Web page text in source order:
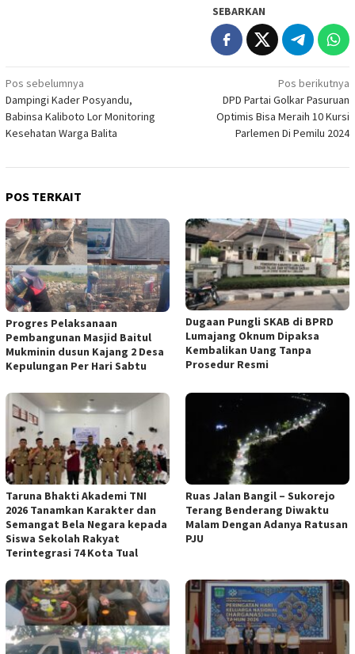
SEBARKAN
Navigasi
pos
Pos sebelumnya
Dampingi Kader Posyandu,
Babinsa Kaliboto Lor Monitoring
Kesehatan Warga Balita
Pos berikutnya
DPD Partai Golkar Pasuruan
Optimis Bisa Meraih 10 Kursi
Parlemen Di Pemilu 2024
POS TERKAIT
Progres Pelaksanaan
Pembangunan Masjid Baitul
Mukminin dusun Kajang 2 Desa
Kepulungan Per Hari Sabtu
Dugaan Pungli SKAB di BPRD
Lumajang Oknum Dipaksa
Kembalikan Uang Tanpa
Prosedur Resmi
Taruna Bhakti Akademi TNI
2026 Tanamkan Karakter dan
Semangat Bela Negara kepada
Siswa Sekolah Rakyat
Terintegrasi 74 Kota Tual
Ruas Jalan Bangil – Sukorejo
Terang Benderang Diwaktu
Malam Dengan Adanya Ratusan
PJU